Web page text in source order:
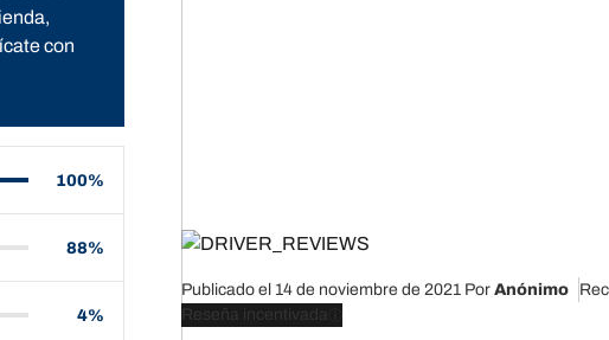
con
100%
88%
4%
Publicado el 14 de noviembre de 2021 Por Anónimo
Reseña incentivada